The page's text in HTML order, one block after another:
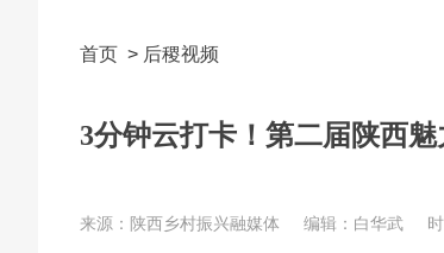
首页 > 后稷视频
3分钟云打卡！第二届陕西
来源：陕西乡村振兴融媒体 编辑：白华武